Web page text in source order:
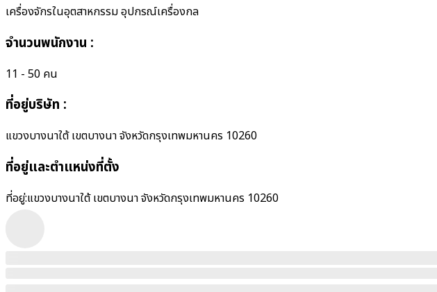
เครื่องจักรในอุตสาหกรรม อุปกรณ์เครื่องกล
จำนวนพนักงาน :
11 - 50 คน
ที่อยู่บริษัท :
แขวงบางนาใต้ เขตบางนา จังหวัดกรุงเทพมหานคร 10260
ที่อยู่และตำแหน่งที่ตั้ง
ที่อยู่:แขวงบางนาใต้ เขตบางนา จังหวัดกรุงเทพมหานคร 10260